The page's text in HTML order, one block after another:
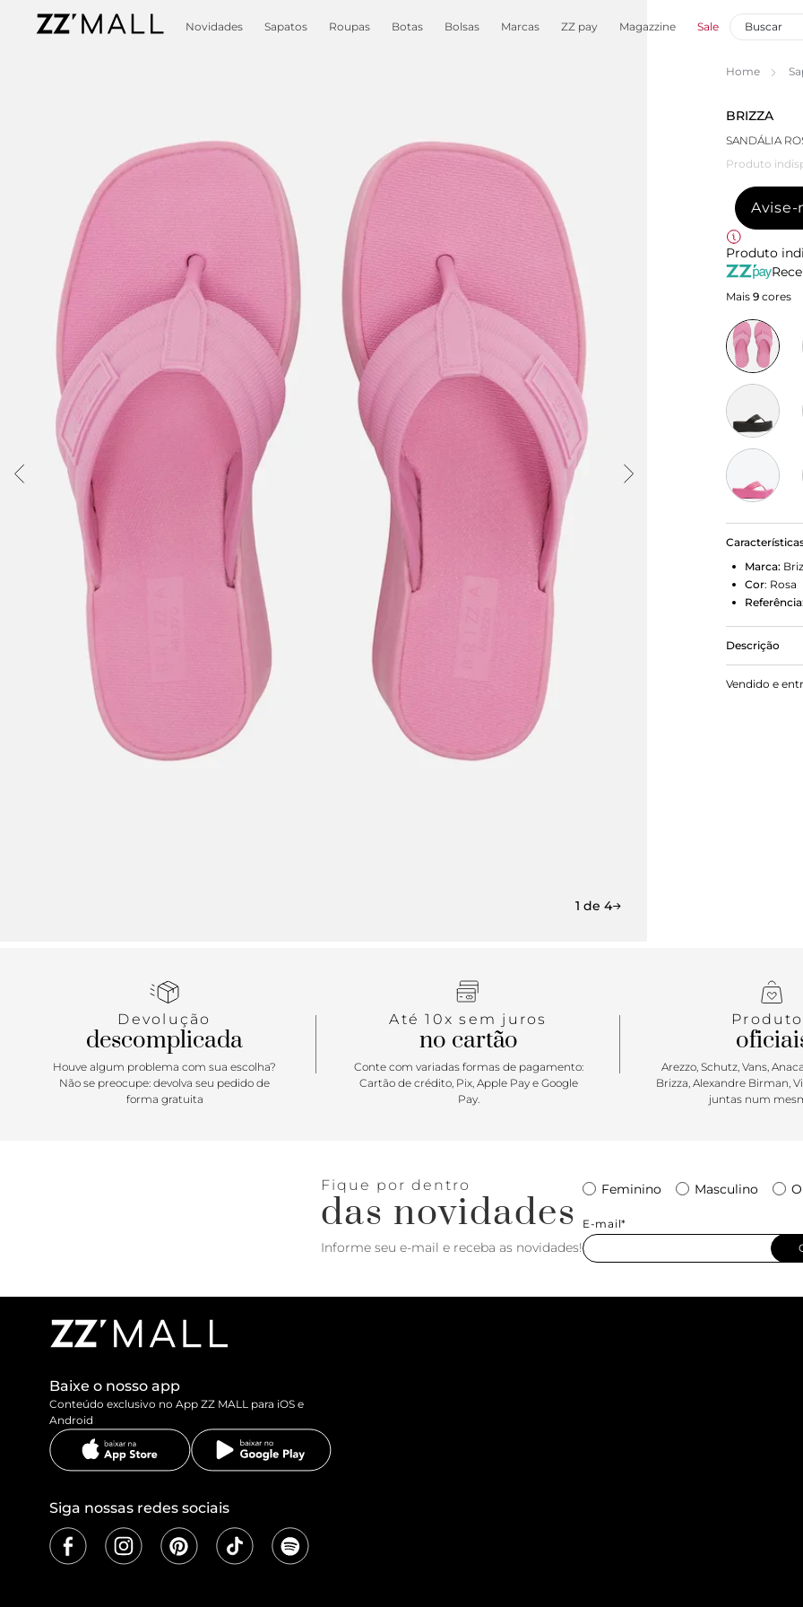
Novidades Sapatos Roupas Botas Bolsas Marcas ZZ pay Magazzine Sale
1 de 4
Home
BRIZZA
SANDÁLIA
Produto
Avise-
Produto
Mais 9 cores
Marca:
Cor: Rosa
Referência:
Descrição
Sandália
mesma cor
Vendido e
Devolução
descomplicada
Houve algum problema com sua escolha?
Não se preocupe: devolva seu pedido de
forma gratuita
Até 10x sem juros
no cartão
Conte com variadas formas de pagamento:
Cartão de crédito, Pix, Apple Pay e Google
Pay.
Arezzo, Schutz, Vans,
Brizza, Alexandre Birman,
juntas num
Fique por dentro
das novidades
Informe seu e-mail e receba as novidades!
Feminino Masculino
E-mail*
Baixe o nosso app
Conteúdo exclusivo no App ZZ MALL para iOS e
Android
Siga nossas redes sociais